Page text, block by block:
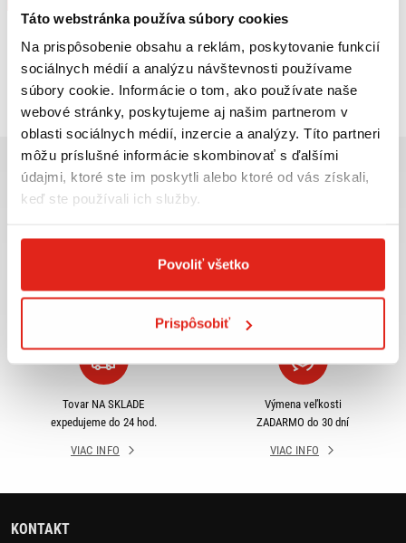
Táto webstránka používa súbory cookies
Na prispôsobenie obsahu a reklám, poskytovanie funkcií
sociálnych médií a analýzu návštevnosti používame
súbory cookie. Informácie o tom, ako používate naše
webové stránky, poskytujeme aj našim partnerom v
oblasti sociálnych médií, inzercie a analýzy. Títo partneri
môžu príslušné informácie skombinovať s ďalšími
údajmi, ktoré ste im poskytli alebo ktoré od vás získali,
keď ste používali ich služby.
Povoliť všetko
Prispôsobiť
Pozreli ste1z1produktov
Najväčší výber moto
Doprava ZADARMO pre
objednávky nad 50€ v rámci
Tovar NA SKLADE
expedujeme do 24 hod.
VIAC INFO
Výmena veľkosti
ZADARMO do 30 dní
VIAC INFO
KONTAKT